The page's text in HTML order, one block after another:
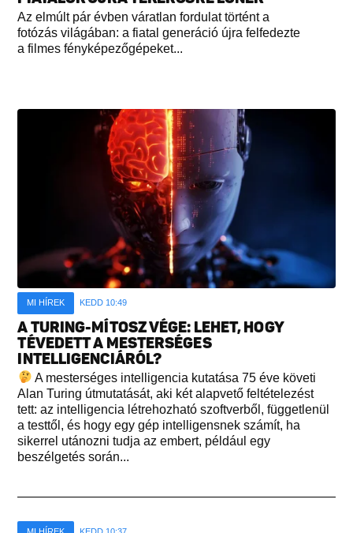
Az elmúlt pár évben váratlan fordulat történt a
fotózás világában: a fiatal generáció újra felfedezte
a filmes fényképezőgépeket...
MI HÍREK KEDD 10:49
A TURING-MÍTOSZ VÉGE: LEHET, HOGY
TÉVEDETT A MESTERSÉGES
INTELLIGENCIÁRÓL?
A mesterséges intelligencia kutatása 75 éve követi
Alan Turing útmutatását, aki két alapvető feltételezést
tett: az intelligencia létrehozható szoftverből, függetlenül
a testtől, és hogy egy gép intelligensnek számít, ha
sikerrel utánozni tudja az embert, például egy
beszélgetés során...
MI HÍREK KEDD 10:37